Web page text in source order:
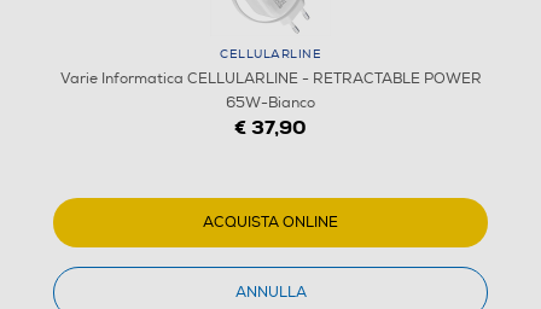
CELLULARLINE
Varie Informatica CELLULARLINE - RETRACTABLE POWER
65W-Bianco
€ 37,90
ACQUISTA ONLINE
ANNULLA